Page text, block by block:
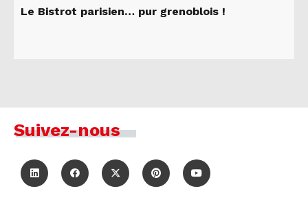
Le Bistrot parisien… pur grenoblois !
Suivez-nous